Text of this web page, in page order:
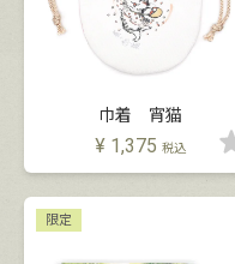
巾着 宵猫
¥ 1,375 税込
限定